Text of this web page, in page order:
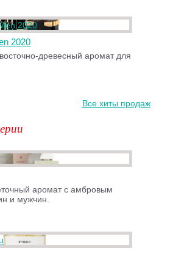
2020
древесный аромат для
Все хиты продаж
аромат с амбровым
и мужчин.